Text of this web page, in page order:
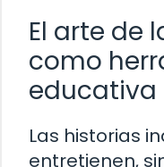
El arte de
como
educativa
Las historias
entretienen,